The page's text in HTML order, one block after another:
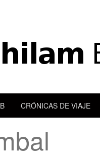
CRÓNICAS DE VIAJE